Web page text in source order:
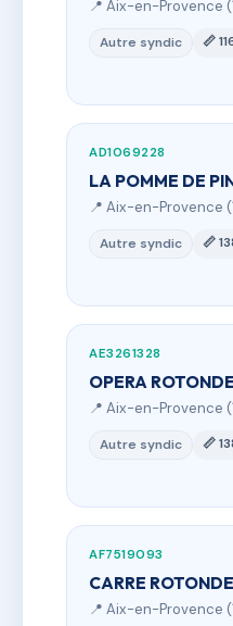
📍 Aix-en-Provence
Autre syndic 📏
AD1069228
LA POMME DE
📍 Aix-en-Provence
Autre syndic 📏
AE3261328
OPERA ROTONDE
📍 Aix-en-Provence
Autre syndic 📏
AF7519093
CARRE ROTONDE
📍 Aix-en-Provence